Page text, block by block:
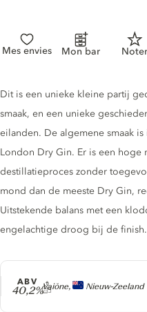
Mes envies Mon bar Noter
Producer
Vaiŏne, Nieuw-Zeeland
ABV
40,2%
Gin description
Dit is een unieke kleine partij
smaak, en een unieke
eilanden. De algemene smaak
London Dry Gin. Er is een hoge
destillatieproces zonder
mond dan de meeste Dry Gin,
Uitstekende balans met een
engelachtige droog bij de finish.